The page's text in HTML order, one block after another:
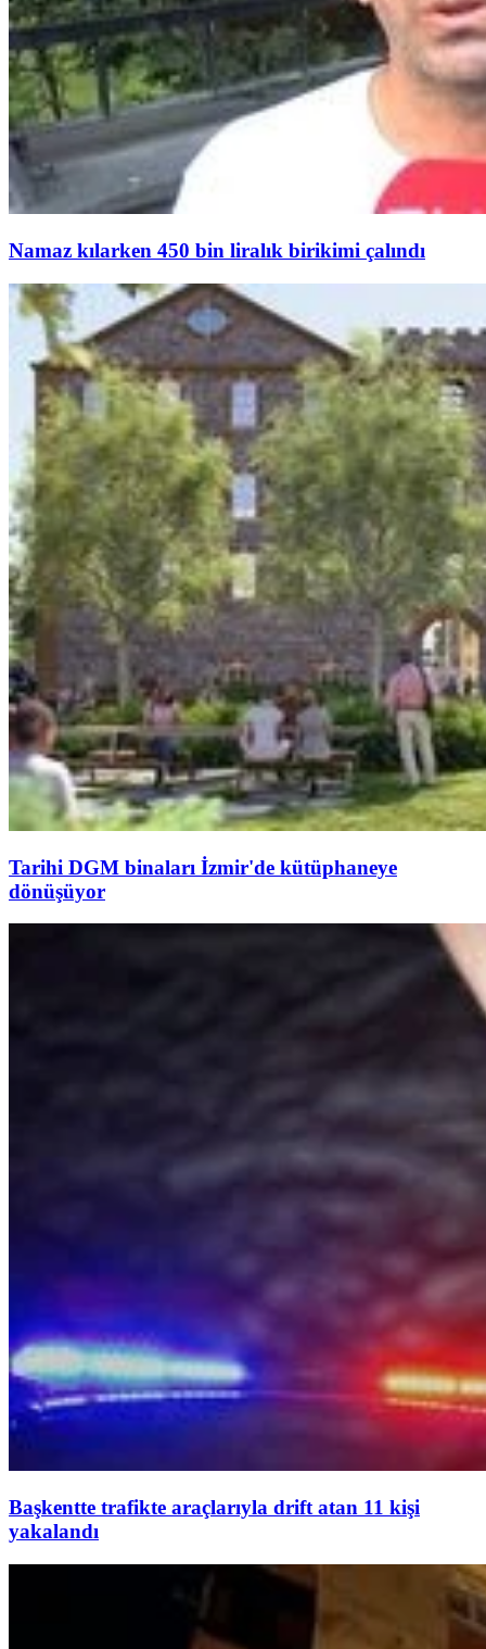
Namaz kılarken 450 bin liralık birikimi çalındı
Tarihi DGM binaları İzmir'de kütüphaneye
dönüşüyor
Başkentte trafikte araçlarıyla drift atan 11 kişi
yakalandı